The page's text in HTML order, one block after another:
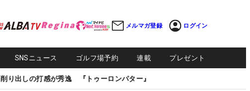
メルマガ登録 ログイン
SNSニュース ゴルフ場予約 連載 プレゼント
削り出しの打感が秀逸 『トゥーロンパター』